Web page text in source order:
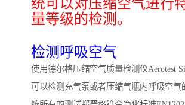
统可以对压缩空气进行
量等级的检测。
检测呼吸空气
使用德尔格压缩空气质量检测仪Aerotest
可以检测充气泵或者压缩气瓶内呼吸空气